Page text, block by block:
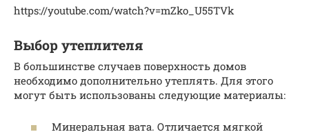
https://youtube.com/watch?v=mZko_U55TVk
Выбор утеплителя
В большинстве случаев поверхность домов
необходимо дополнительно утеплять. Для этого
могут быть использованы следующие материалы:
Минеральная вата. Отличается мягкой